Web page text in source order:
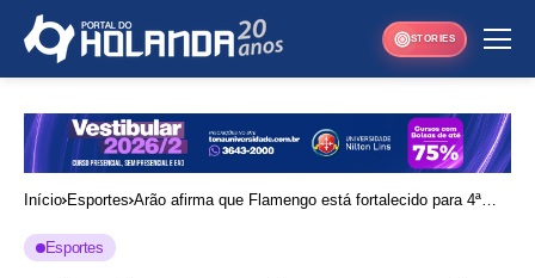
STORIES
Início Esportes Arão afirma que Flamengo está fortalecido para 4ª
Esportes